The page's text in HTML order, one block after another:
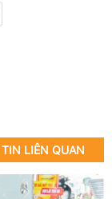
TIN LIÊN QUAN